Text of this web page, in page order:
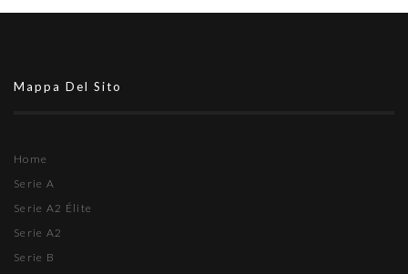
Mappa Del Sito
Home
Serie A
Serie A2 Élite
Serie A2
Serie B